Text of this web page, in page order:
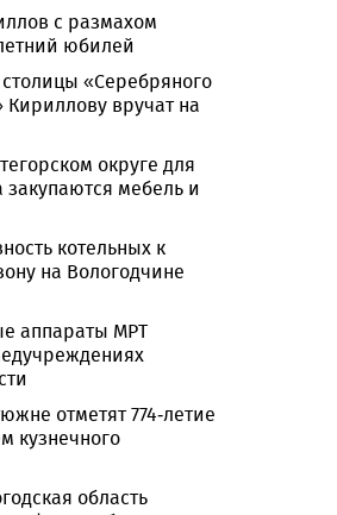
с размахом
юбилей
столицы «Серебряного
вручат на
округе для
мебель и
котельных к
на Вологодчине
аппараты МРТ
отметят 774-летие
кузнечного
область